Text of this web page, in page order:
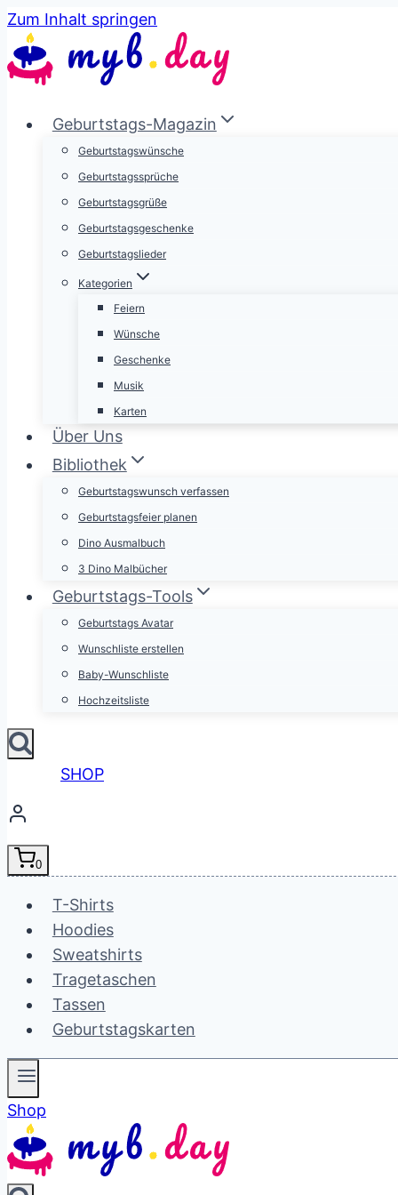
Zum Inhalt springen
Geburtstags-Magazin
Geburtstagswünsche
Geburtstagssprüche
Geburtstagsgrüße
Geburtstagsgeschenke
Geburtstagslieder
Kategorien
Feiern
Wünsche
Geschenke
Musik
Karten
Über Uns
Bibliothek
Geburtstagswunsch verfassen
Geburtstagsfeier planen
Dino Ausmalbuch
3 Dino Malbücher
Geburtstags-Tools
Geburtstags Avatar
Wunschliste erstellen
Baby-Wunschliste
Hochzeitsliste
SHOP
0
T-Shirts
Hoodies
Sweatshirts
Tragetaschen
Tassen
Geburtstagskarten
Shop